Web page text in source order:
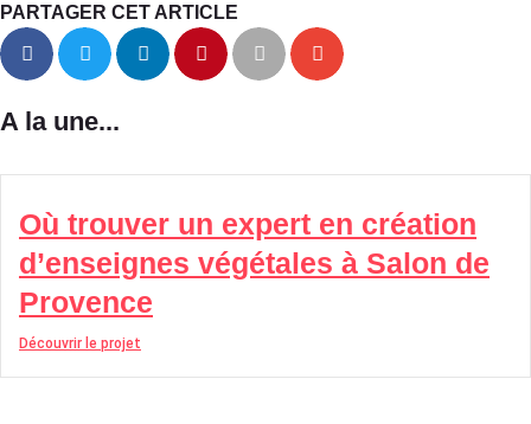
PARTAGER CET ARTICLE
A la une...
Où trouver un expert en création
d’enseignes végétales à Salon de
Provence
Découvrir le projet